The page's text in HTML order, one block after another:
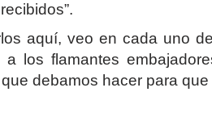
aquí, veo en cada uno
a los flamantes
debamos hacer para